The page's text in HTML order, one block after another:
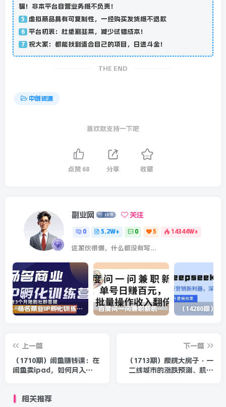
骗！非本平台自营业务概不负责！
5 虚拟商品具有可复制性，一经购买发货概不退款
6 平台初衷：杜绝割韭菜，减少试错成本！
7 祝大家：都能找到适合自己的项目，日进斗金！
THE END
中创资源
喜欢就支持一下吧
点赞 68 分享 收藏
副业网 关注
0 5.2W+ 0 5 14344W+
这家伙很懒，什么都没有写...
杨名商业IP孵化训练营，从商业到内容到转化一站式学 价值5980元 百度问一问兼职新机遇，单号日赚百元，批量操作收入翻倍
上一篇
（1710期）闲鱼赚钱课：在
闲鱼卖ipad，如何月入
下一篇
（1713期）樱桃大房子·一
二线城市的涨跌预测、机会
相关推荐